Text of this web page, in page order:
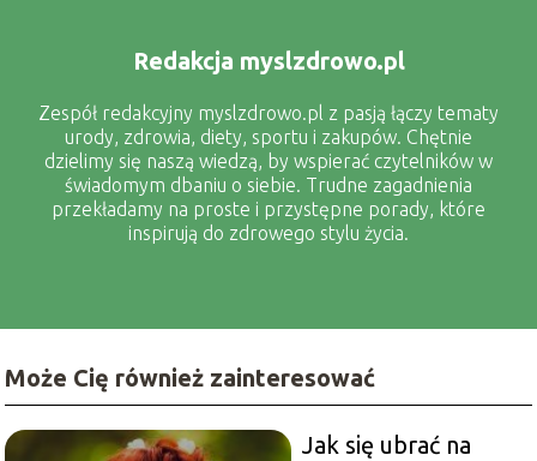
Redakcja myslzdrowo.pl
Zespół redakcyjny myslzdrowo.pl z pasją łączy tematy
urody, zdrowia, diety, sportu i zakupów. Chętnie
dzielimy się naszą wiedzą, by wspierać czytelników w
świadomym dbaniu o siebie. Trudne zagadnienia
przekładamy na proste i przystępne porady, które
inspirują do zdrowego stylu życia.
Może Cię również zainteresować
Jak się ubrać na